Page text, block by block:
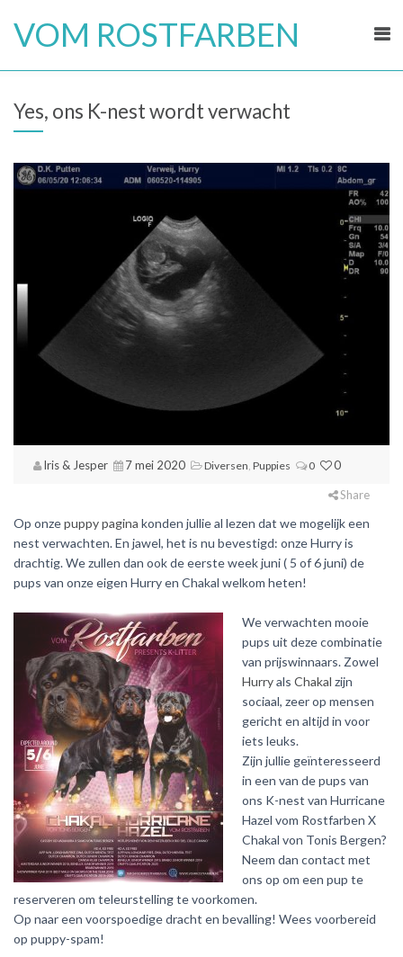
to
content
VOM ROSTFARBEN
Yes, ons K-nest wordt verwacht
Iris & Jesper 7 mei 2020 Diversen Puppies 0 0
Share
Op onzepuppy pagina konden jullie al lezen dat we mogelijk een
nest verwachten. En jawel, het is nu bevestigd: onze Hurry is
drachtig. We zullen dan ook de eerste week juni ( 5 of 6 juni) de
pups van onze eigen Hurry en Chakal welkom heten!
We verwachten mooie
pups uit deze combinatie
van prijswinnaars. Zowel
Hurryals Chakal zijn
sociaal, zeer op mensen
gericht en altijd in voor
iets leuks.
Zijn jullie geïnteresseerd
in een van de pups van
ons K-nest van Hurricane
Hazel vom Rostfarben X
Chakal von Tonis Bergen?
Neem dan contact met
ons op om een pup te
reserveren om teleurstelling te voorkomen.
Op naar een voorspoedige dracht en bevalling! Wees voorbereid
op puppy-spam!